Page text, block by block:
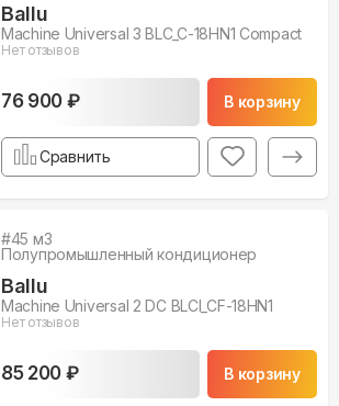
Ballu
Machine Universal 3 BLC_C-18HN1 Compact
Нет отзывов
76 900 ₽ В корзину
Сравнить
#45 м3
Полупромышленный кондиционер
Ballu
Machine Universal 2 DC BLCI_CF-18HN1
Нет отзывов
85 200 ₽ В корзину